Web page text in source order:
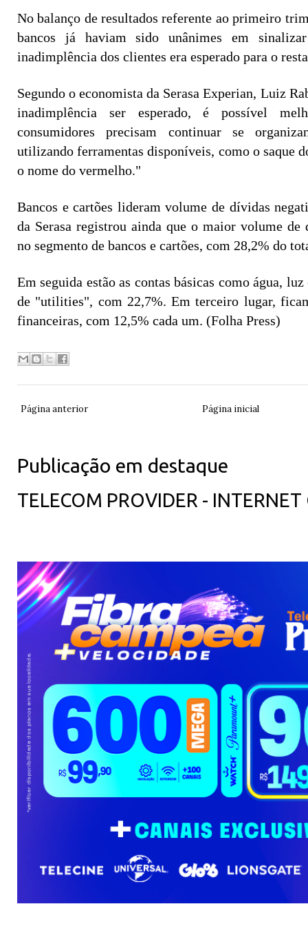
No balanço de resultados referente ao primeiro
bancos já haviam sido unânimes em
inadimplência dos clientes era esperado para o
Segundo o economista da Serasa Experian, Luiz
inadimplência ser esperado, é possível
consumidores precisam continuar se
utilizando ferramentas disponíveis, como o saque
o nome do vermelho."
Bancos e cartões lideram volume de dívidas
da Serasa registrou ainda que o maior volume de
no segmento de bancos e cartões, com 28,2% do
Em seguida estão as contas básicas como água, luz
de "utilities", com 22,7%. Em terceiro lugar,
financeiras, com 12,5% cada um. (Folha Press)
Página anterior Página inicial
Publicação em destaque
TELECOM PROVIDER -